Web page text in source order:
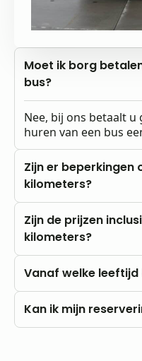
Moet ik borg
bus?
Nee, bij ons betaalt
huren van een bus
Zijn er beperkingen
kilometers?
Nee, u rijdt altijd met
Zijn de prijzen
kilometers?
Onze prijzen zijn
eigen rekening.
Vanaf welke leeftijd
U kunt al vanaf 18
Kan ik mijn